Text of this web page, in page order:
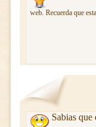
web. Recuerda que
Sabias que